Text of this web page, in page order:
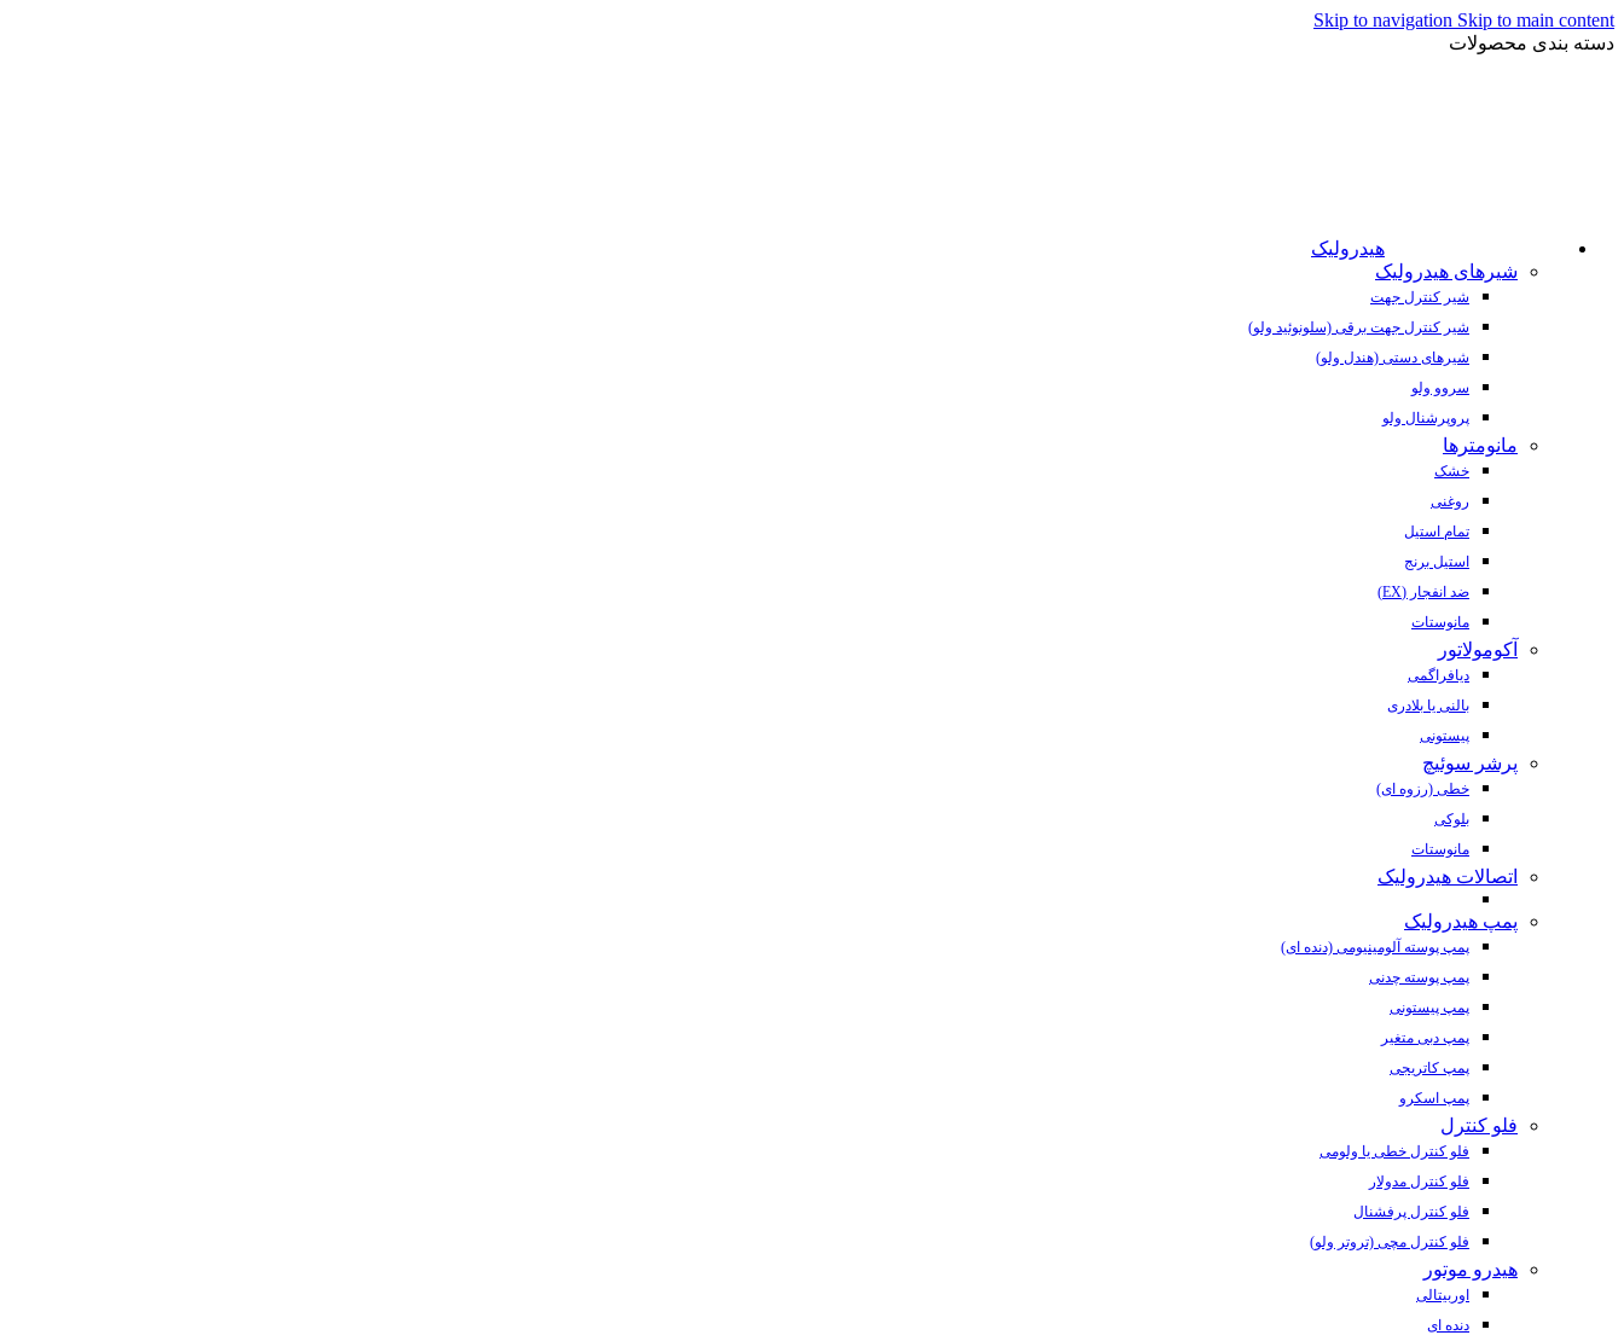
Skip to navigation Skip to main content
دسته بندی محصولات
هیدرولیک
شیرهای هیدرولیک
شیر کنترل جهت
شیر کنترل جهت برقی (سلونوئید ولو)
شیرهای دستی (هندل ولو)
سروو ولو
پروپرشنال ولو
مانومترها
خشک
روغنی
تمام استیل
استیل برنج
ضد انفجار (EX)
مانوستات
آکومولاتور
دیافراگمی
بالنی یا بلادری
پیستونی
پرشر سوئیچ
خطی (رزوه ای)
بلوکی
مانوستات
اتصالات هیدرولیک
پمپ هیدرولیک
پمپ پوسته آلومینیومی (دنده ای)
پمپ پوسته چدنی
پمپ پیستونی
پمپ دبی متغیر
پمپ کاتریجی
پمپ اسکرو
فلو کنترل
فلو کنترل خطی یا ولومی
فلو کنترل مدولار
فلو کنترل پرفشنال
فلو کنترل مچی (تروتر ولو)
هیدرو موتور
اوربیتالی
دنده ای